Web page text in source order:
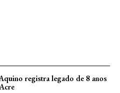
registra legado de 8 anos